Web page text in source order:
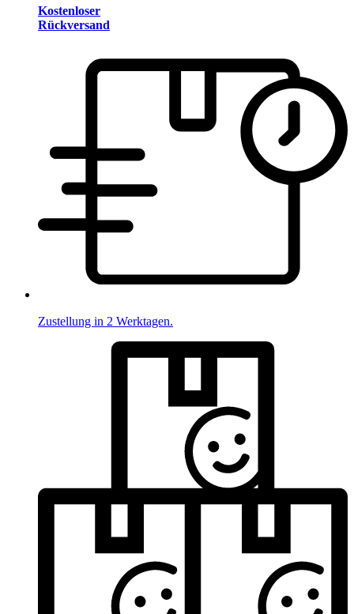
Kostenloser
Rückversand
Zustellung in 2 Werktagen.